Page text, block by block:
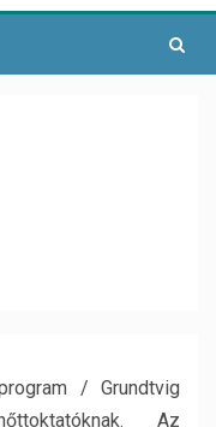
/ Grundtvig
Az